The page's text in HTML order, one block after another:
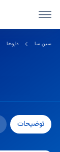
سین سا داروها
توضیحات